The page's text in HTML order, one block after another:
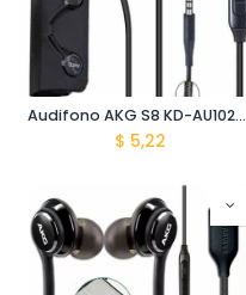
Audifono AKG S8 KD-AU10269
$ 5,22